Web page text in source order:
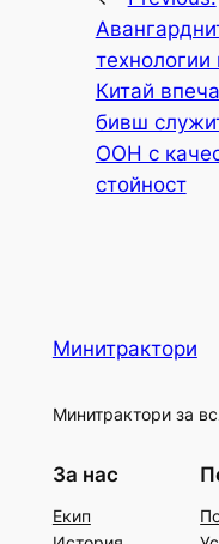
технологии
Китай
бивш
ООН с
стойност
Минитрактори
Минитрактори за
За нас
Екип